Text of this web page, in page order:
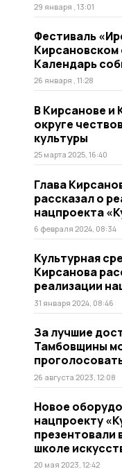
29 января , 13:01
Фестиваль
Кирсановском
Календарь
26 января , 11:28
В Кирсанове и
округе
культуры
25 марта 2025, 16:40
Глава
рассказал о
нацпроекта
6 февраля 2024, 08:34
Культурная
Кирсанова
реализации
31 января 2024, 08:46
За лучшие
Тамбовщины
26 августа 2023, 12:08
Новое
нацпроекту
презентовали
школе
20 мая 2023, 12:42